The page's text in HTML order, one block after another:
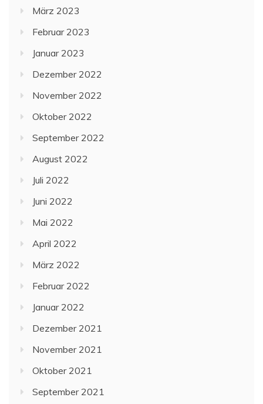
März 2023
Februar 2023
Januar 2023
Dezember 2022
November 2022
Oktober 2022
September 2022
August 2022
Juli 2022
Juni 2022
Mai 2022
April 2022
März 2022
Februar 2022
Januar 2022
Dezember 2021
November 2021
Oktober 2021
September 2021